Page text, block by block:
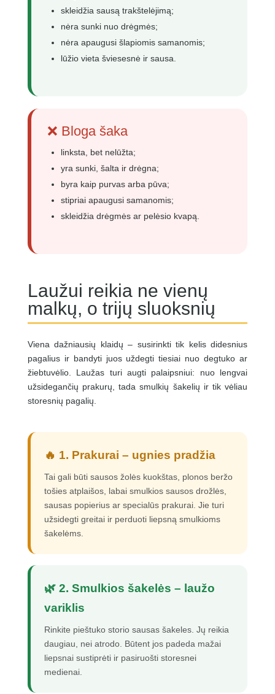
skleidžia sausą trakštelėjimą;
nėra sunki nuo drėgmės;
nėra apaugusi šlapiomis samanomis;
lūžio vieta šviesesnė ir sausa.
❌ Bloga šaka
linksta, bet nelūžta;
yra sunki, šalta ir drėgna;
byra kaip purvas arba pūva;
stipriai apaugusi samanomis;
skleidžia drėgmės ar pelėsio kvapą.
Laužui reikia ne vienų
malkų, o trijų sluoksnių
Viena dažniausių klaidų – susirinkti tik kelis didesnius
pagalius ir bandyti juos uždegti tiesiai nuo degtuko ar
žiebtuvėlio. Laužas turi augti palaipsniui: nuo lengvai
užsidegančių prakurų, tada smulkių šakelių ir tik vėliau
storesnių pagalių.
🔥 1. Prakurai – ugnies pradžia
Tai gali būti sausos žolės kuokštas, plonos beržo
tošies atplaišos, labai smulkios sausos drožlės,
sausas popierius ar specialūs prakurai. Jie turi
užsidegti greitai ir perduoti liepsną smulkioms
šakelėms.
🌿 2. Smulkios šakelės – laužo
variklis
Rinkite pieštuko storio sausas šakeles. Jų reikia
daugiau, nei atrodo. Būtent jos padeda mažai
liepsnai sustiprėti ir pasiruošti storesnei
medienai.